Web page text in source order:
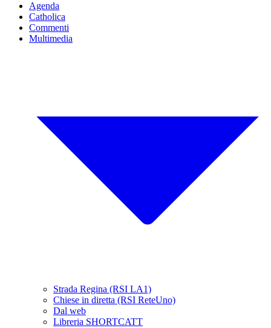
Agenda
Catholica
Commenti
Multimedia
Strada Regina (RSI LA1)
Chiese in diretta (RSI ReteUno)
Dal web
Libreria SHORTCATT